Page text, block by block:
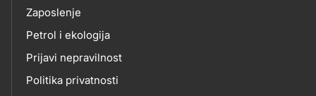
Zaposlenje
Petrol i ekologija
Prijavi nepravilnost
Politika privatnosti